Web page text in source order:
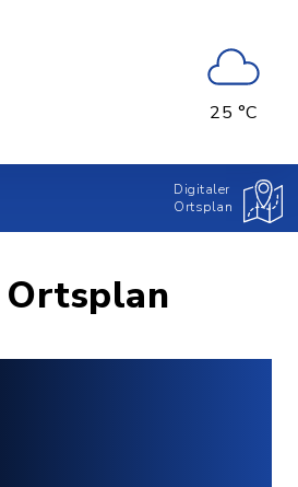
25 °C
Digitaler
Ortsplan